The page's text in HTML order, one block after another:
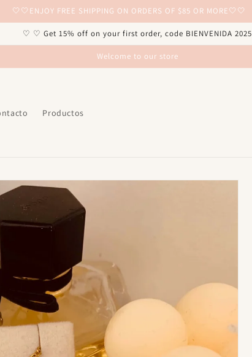
🤍🤍ENJOY FREE SHIPPING ON ORDERS OF $85 OR MORE🤍🤍
♡ ♡ Get 15% off on your first order, code BIENVENIDA 2025
Welcome to our store
Productos